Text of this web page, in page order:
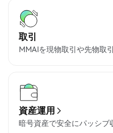
取引
MMAIを現物取引や先物取
資産運用
暗号資産で安全にパッシブ